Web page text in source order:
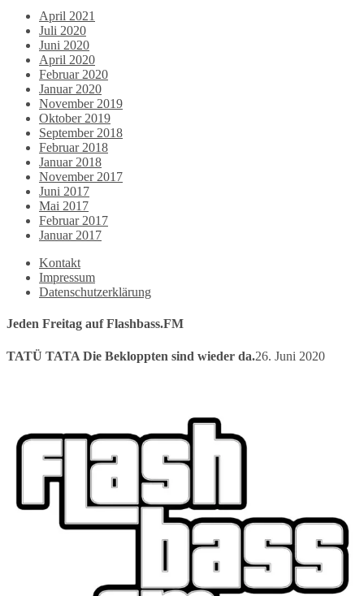
April 2021
Juli 2020
Juni 2020
April 2020
Februar 2020
Januar 2020
November 2019
Oktober 2019
September 2018
Februar 2018
Januar 2018
November 2017
Juni 2017
Mai 2017
Februar 2017
Januar 2017
Kontakt
Impressum
Datenschutzerklärung
Jeden Freitag auf Flashbass.FM
TATÜ TATA Die Bekloppten sind wieder da.26. Juni 2020